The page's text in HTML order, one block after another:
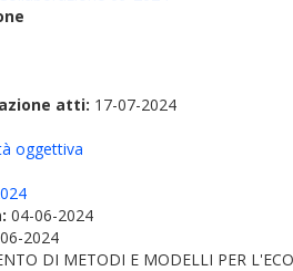
atti: 17-07-2024
oggettiva
04-06-2024
2024
DI METODI E MODELLI PER